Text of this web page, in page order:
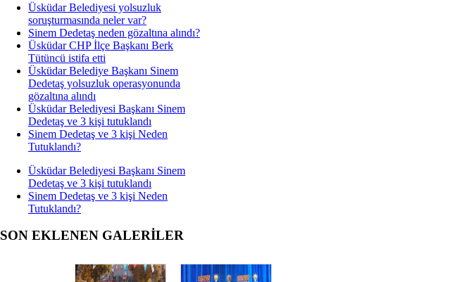
Üsküdar Belediyesi yolsuzluk
soruşturmasında neler var?
Sinem Dedetaş neden gözaltına alındı?
Üsküdar CHP İlçe Başkanı Berk
Tütüncü istifa etti
Üsküdar Belediye Başkanı Sinem
Dedetaş yolsuzluk operasyonunda
gözaltına alındı
Üsküdar Belediyesi Başkanı Sinem
Dedetaş ve 3 kişi tutuklandı
Sinem Dedetaş ve 3 kişi Neden
Tutuklandı?
Üsküdar Belediyesi Başkanı Sinem
Dedetaş ve 3 kişi tutuklandı
Sinem Dedetaş ve 3 kişi Neden
Tutuklandı?
SON EKLENEN GALERİLER